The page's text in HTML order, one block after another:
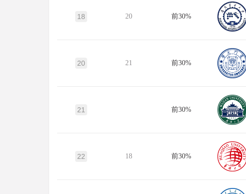
18 20 前30%
20 21 前30%
21 前30%
22 18 前30%